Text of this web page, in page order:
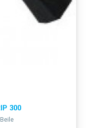
300